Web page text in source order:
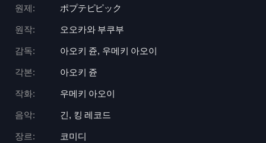
원제: ポプテピピック
원작: 오오카와 부쿠부
감독: 아오키 쥰, 우메키 아오이
각본: 아오키 쥰
작화: 우메키 아오이
음악: 긴, 킹 레코드
장르: 코미디